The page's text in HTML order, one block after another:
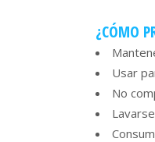
¿CÓMO
Usar
No